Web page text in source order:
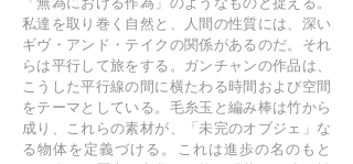
私達を取り巻く自然と、人間の性質には、深い
ギヴ・アンド・テイクの関係があるのだ。それ
らは平行して旅をする。ガンチャンの作品は、
こうした平行線の間に横たわる時間および空間
をテーマとしている。毛糸玉と編み棒は竹から
成り、これらの素材が、「未完のオブジェ」な
る物体を定義づける。これは進歩の名のもと